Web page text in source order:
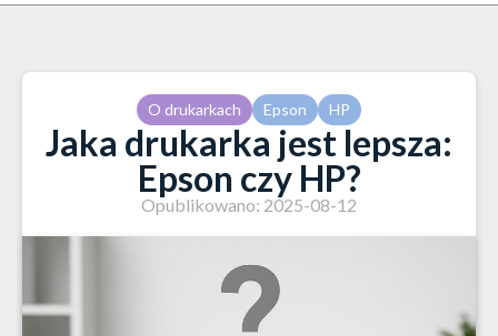
O drukarkach Epson HP
Jaka drukarka jest lepsza:
Epson czy HP?
Opublikowano: 2025-08-12